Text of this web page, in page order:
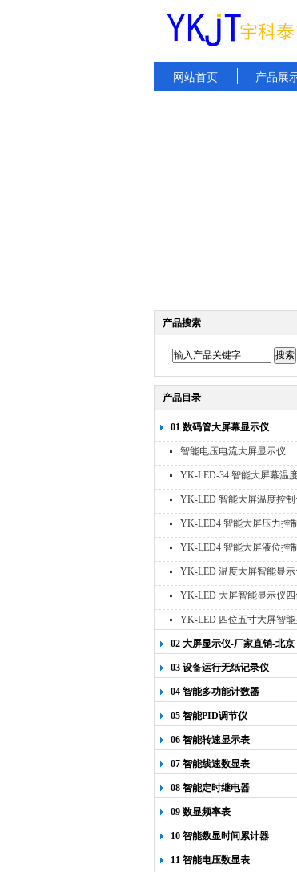
网站首页 产品展
产品搜索
产品目录
01 数码管大屏幕显示仪
智能电压电流大屏显示仪
YK-LED-34 智能大屏幕温
示仪
YK-LED 智能大屏温度控制
YK-LED4 智能大屏压力控制
仪
YK-LED4 智能大屏液位控制
仪
YK-LED 温度大屏智能显示
四位十寸
YK-LED 大屏智能显示仪四
八寸
YK-LED 四位五寸大屏智能
示仪
02 大屏显示仪-厂家直销-北京
宇科泰吉
03 设备运行无纸记录仪
04 智能多功能计数器
05 智能PID调节仪
06 智能转速显示表
07 智能线速数显表
08 智能定时继电器
09 数显频率表
10 智能数显时间累计器
11 智能电压数显表